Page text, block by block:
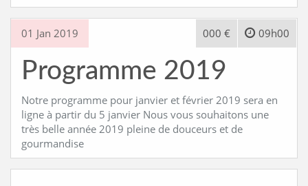
01 Jan 2019 09h00
000 €
Programme 2019
Notre programme pour janvier et février 2019 sera en
ligne à partir du 5 janvier Nous vous souhaitons une
très belle année 2019 pleine de douceurs et de
gourmandise